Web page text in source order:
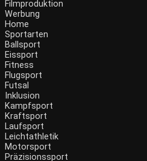
Filmproduktion
Werbung
Home
Sportarten
Ballsport
Eissport
Fitness
Flugsport
Futsal
Inklusion
Kampfsport
Kraftsport
Laufsport
Leichtathletik
Motorsport
Präzisionssport